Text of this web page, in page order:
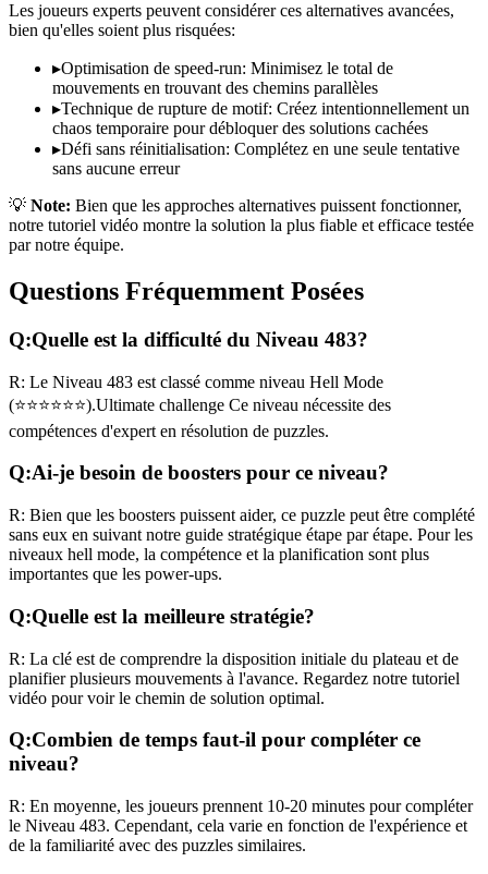
Les joueurs experts peuvent considérer ces alternatives avancées,
bien qu'elles soient plus risquées:
▸Optimisation de speed-run: Minimisez le total de
mouvements en trouvant des chemins parallèles
▸Technique de rupture de motif: Créez intentionnellement un
chaos temporaire pour débloquer des solutions cachées
▸Défi sans réinitialisation: Complétez en une seule tentative
sans aucune erreur
💡 Note: Bien que les approches alternatives puissent fonctionner,
notre tutoriel vidéo montre la solution la plus fiable et efficace testée
par notre équipe.
Questions Fréquemment Posées
Q:Quelle est la difficulté du Niveau 483?
R: Le Niveau 483 est classé comme niveau Hell Mode
(⭐⭐⭐⭐⭐⭐).Ultimate challenge Ce niveau nécessite des
compétences d'expert en résolution de puzzles.
Q:Ai-je besoin de boosters pour ce niveau?
R: Bien que les boosters puissent aider, ce puzzle peut être complété
sans eux en suivant notre guide stratégique étape par étape. Pour les
niveaux hell mode, la compétence et la planification sont plus
importantes que les power-ups.
Q:Quelle est la meilleure stratégie?
R: La clé est de comprendre la disposition initiale du plateau et de
planifier plusieurs mouvements à l'avance. Regardez notre tutoriel
vidéo pour voir le chemin de solution optimal.
Q:Combien de temps faut-il pour compléter ce
niveau?
R: En moyenne, les joueurs prennent 10-20 minutes pour compléter
le Niveau 483. Cependant, cela varie en fonction de l'expérience et
de la familiarité avec des puzzles similaires.